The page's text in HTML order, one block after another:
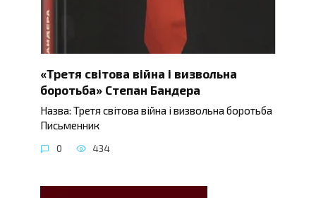
«Третя світова війна і визвольна
боротьба» Степан Бандера
Назва: Третя світова війна і визвольна боротьба
Письменник
0 434